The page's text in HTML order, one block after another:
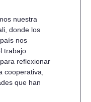
nuestra
donde los
nos
trabajo
reflexionar
cooperativa,
que han